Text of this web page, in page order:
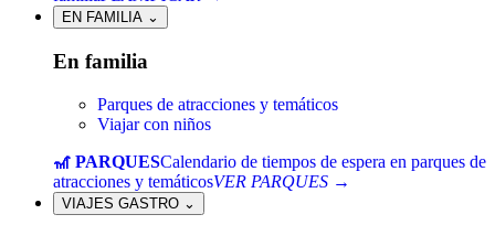
EN FAMILIA ⌄
En familia
Parques de atracciones y temáticos
Viajar con niños
🎢 PARQUESCalendario de tiempos de espera en parques de
atracciones y temáticosVER PARQUES →
VIAJES GASTRO ⌄